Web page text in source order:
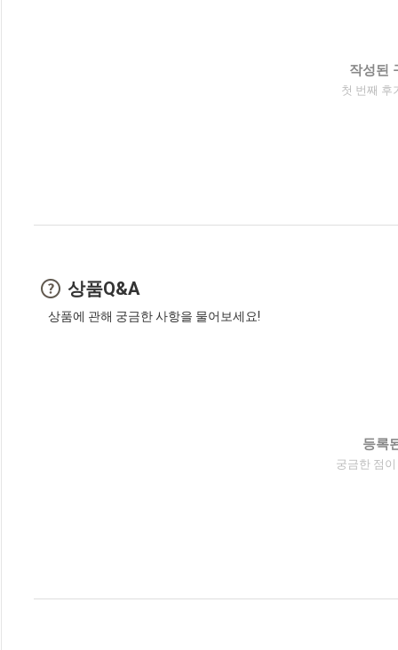
작성된
첫 번째 후
상품Q&A
상품에 관해 궁금한 사항을 물어보세요!
등록
궁금한 점